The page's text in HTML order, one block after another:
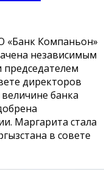
«Банк Компаньон»
независимым
директоров
банка
Маргарита стала
в совете